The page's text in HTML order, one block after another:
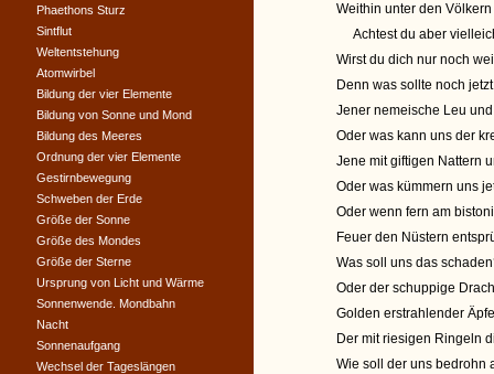
Weithin unter den
Achtest du aber
Wirst du dich nur noch
Denn was sollte noch
Jener nemeische Leu
Oder was kann uns der
Jene mit giftigen Nattern
Oder was kümmern uns
Oder wenn fern am
Feuer den Nüstern
Was soll uns das
Oder der schuppige
Golden erstrahlender
Der mit riesigen Ringeln
Wie soll der uns bedrohn
Phaethons Sturz
Sintflut
Weltentstehung
Atomwirbel
Bildung der vier Elemente
Bildung von Sonne und Mond
Bildung des Meeres
Ordnung der vier Elemente
Gestirnbewegung
Schweben der Erde
Größe der Sonne
Größe des Mondes
Größe der Sterne
Ursprung von Licht und Wärme
Sonnenwende. Mondbahn
Nacht
Sonnenaufgang
Wechsel der Tageslängen